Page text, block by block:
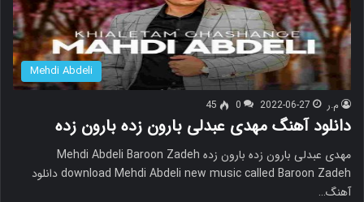
Mehdi Abdeli
م.ر 2022-06-27
0
45
دانلود آهنگ مهدی عبدلی بارون زده بارون زده
مهدی عبدلی بارون زده بارون زده Mehdi Abdeli Baroon Zadeh
download Mehdi Abdeli new music called Baroon Zadeh دانلود
آهنگ…